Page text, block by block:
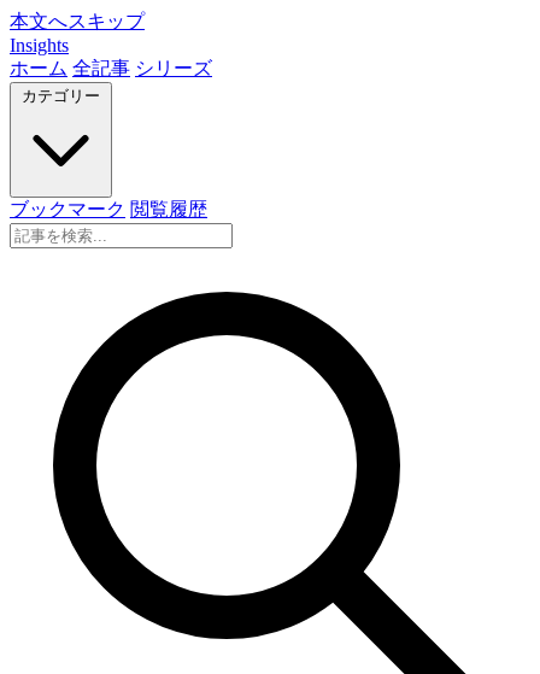
本文へスキップ
Insights
ホーム 全記事 シリーズ
ブックマーク 閲覧履歴